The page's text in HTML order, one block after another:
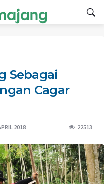
Sebagai
Cagar
2018 22513